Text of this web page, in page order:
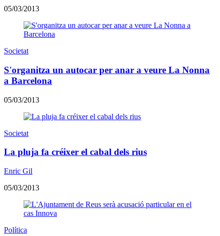
05/03/2013
Societat
S'organitza un autocar per anar a veure La Nonna
a Barcelona
05/03/2013
Societat
La pluja fa créixer el cabal dels rius
Enric Gil
05/03/2013
Política